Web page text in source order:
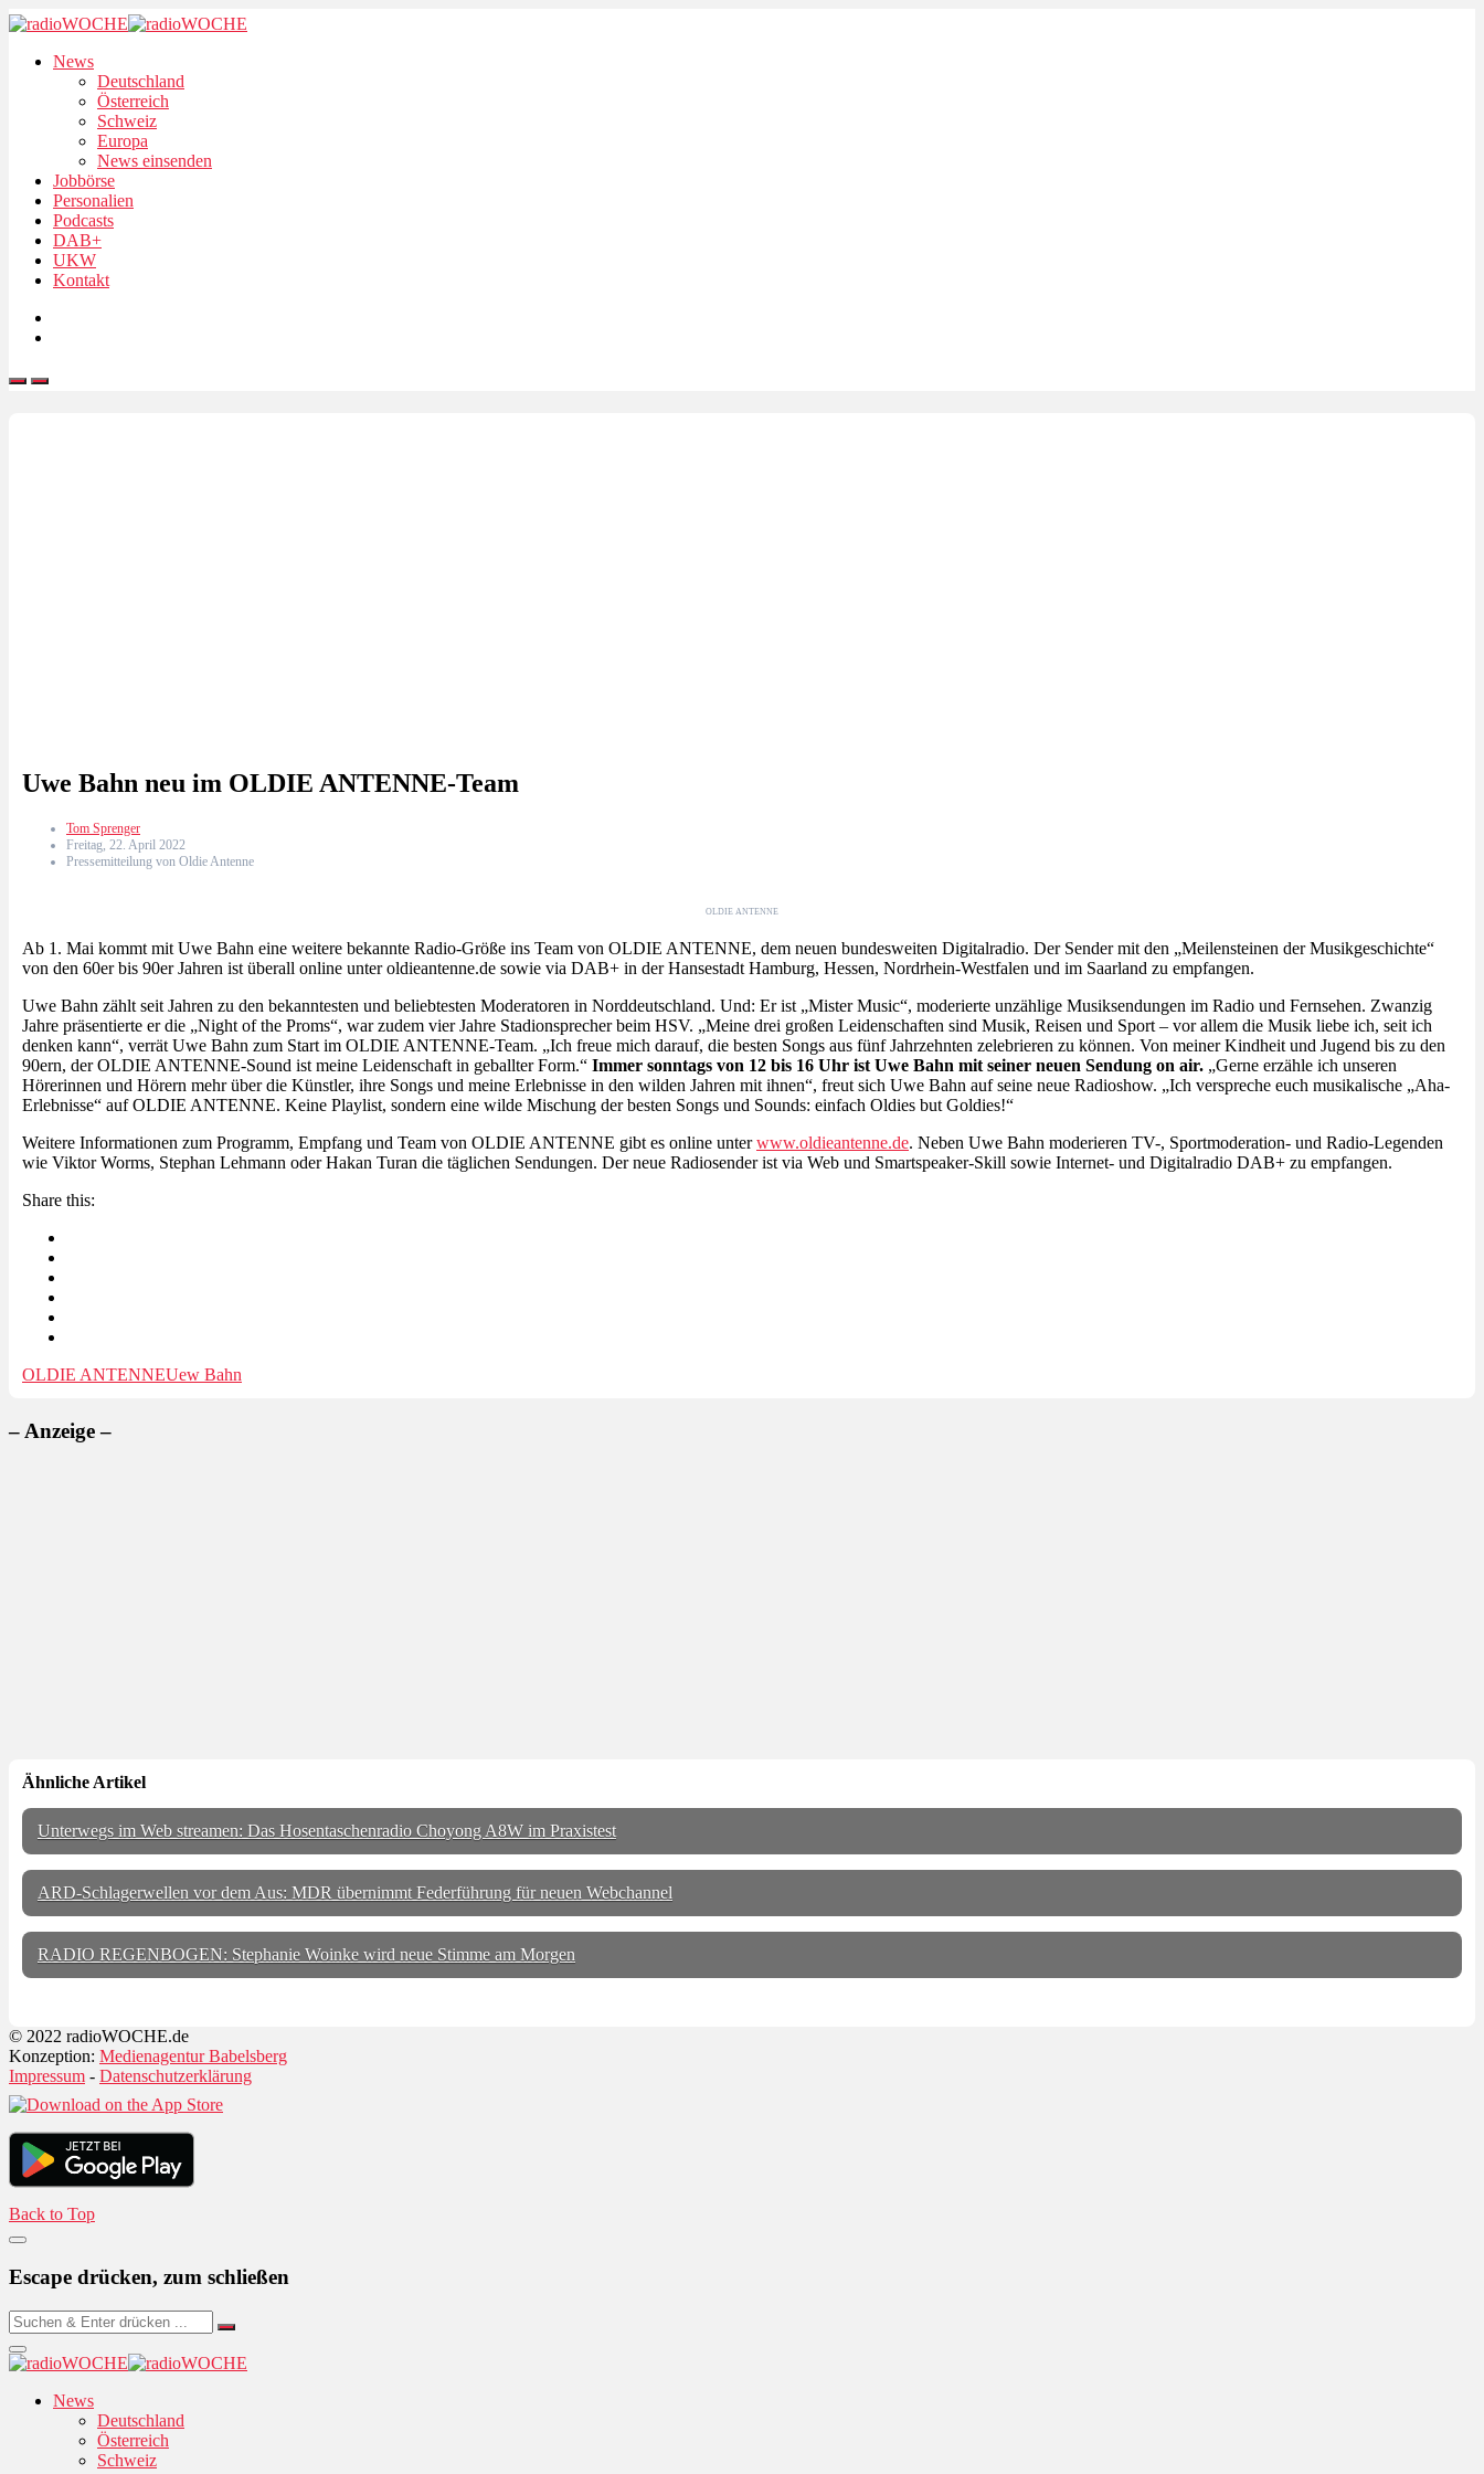
News
Deutschland
Österreich
Schweiz
Europa
News einsenden
Jobbörse
Personalien
Podcasts
DAB+
UKW
Kontakt
Uwe Bahn neu im OLDIE ANTENNE-Team
Tom Sprenger
Freitag, 22. April 2022
Pressemitteilung von Oldie Antenne
OLDIE ANTENNE
Ab 1. Mai kommt mit Uwe Bahn eine weitere bekannte Radio-Größe ins Team von OLDIE ANTENNE, dem neuen bundesweiten Digitalradio. Der Sender mit den „Meilensteinen der Musikgeschichte“
von den 60er bis 90er Jahren ist überall online unter oldieantenne.de sowie via DAB+ in der Hansestadt Hamburg, Hessen, Nordrhein-Westfalen und im Saarland zu empfangen.
Uwe Bahn zählt seit Jahren zu den bekanntesten und beliebtesten Moderatoren in Norddeutschland. Und: Er ist „Mister Music“, moderierte unzählige Musiksendungen im Radio und Fernsehen. Zwanzig
Jahre präsentierte er die „Night of the Proms“, war zudem vier Jahre Stadionsprecher beim HSV. „Meine drei großen Leidenschaften sind Musik, Reisen und Sport – vor allem die Musik liebe ich, seit ich
denken kann“, verrät Uwe Bahn zum Start im OLDIE ANTENNE-Team. „Ich freue mich darauf, die besten Songs aus fünf Jahrzehnten zelebrieren zu können. Von meiner Kindheit und Jugend bis zu den
90ern, der OLDIE ANTENNE-Sound ist meine Leidenschaft in geballter Form.“ Immer sonntags von 12 bis 16 Uhr ist Uwe Bahn mit seiner neuen Sendung on air. „Gerne erzähle ich unseren
Hörerinnen und Hörern mehr über die Künstler, ihre Songs und meine Erlebnisse in den wilden Jahren mit ihnen“, freut sich Uwe Bahn auf seine neue Radioshow. „Ich verspreche euch musikalische „Aha-
Erlebnisse“ auf OLDIE ANTENNE. Keine Playlist, sondern eine wilde Mischung der besten Songs und Sounds: einfach Oldies but Goldies!“
Weitere Informationen zum Programm, Empfang und Team von OLDIE ANTENNE gibt es online unterwww.oldieantenne.de. Neben Uwe Bahn moderieren TV-, Sportmoderation- und Radio-Legenden
wie Viktor Worms, Stephan Lehmann oder Hakan Turan die täglichen Sendungen. Der neue Radiosender ist via Web und Smartspeaker-Skill sowie Internet- und Digitalradio DAB+ zu empfangen.
Share this:
OLDIE ANTENNEUew Bahn
– Anzeige –
Ähnliche Artikel
Unterwegs im Web streamen: Das Hosentaschenradio Choyong A8W im Praxistest
ARD-Schlagerwellen vor dem Aus: MDR übernimmt Federführung für neuen Webchannel
RADIO REGENBOGEN: Stephanie Woinke wird neue Stimme am Morgen
© 2022 radioWOCHE.de
Konzeption: Medienagentur Babelsberg
Impressum - Datenschutzerklärung
Back to Top
Escape drücken, zum schließen
News
Deutschland
Österreich
Schweiz